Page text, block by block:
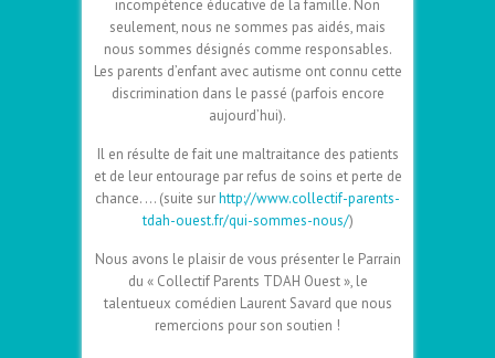
incompétence éducative de la famille. Non
seulement, nous ne sommes pas aidés, mais
nous sommes désignés comme responsables.
Les parents d’enfant avec autisme ont connu cette
discrimination dans le passé (parfois encore
aujourd’hui).
Il en résulte de fait une maltraitance des patients
et de leur entourage par refus de soins et perte de
chance. … (suite surhttp://www.collectif-parents-
tdah-ouest.fr/qui-sommes-nous/)
Nous avons le plaisir de vous présenter le Parrain
du « Collectif Parents TDAH Ouest », le
talentueux comédien Laurent Savard que nous
remercions pour son soutien !